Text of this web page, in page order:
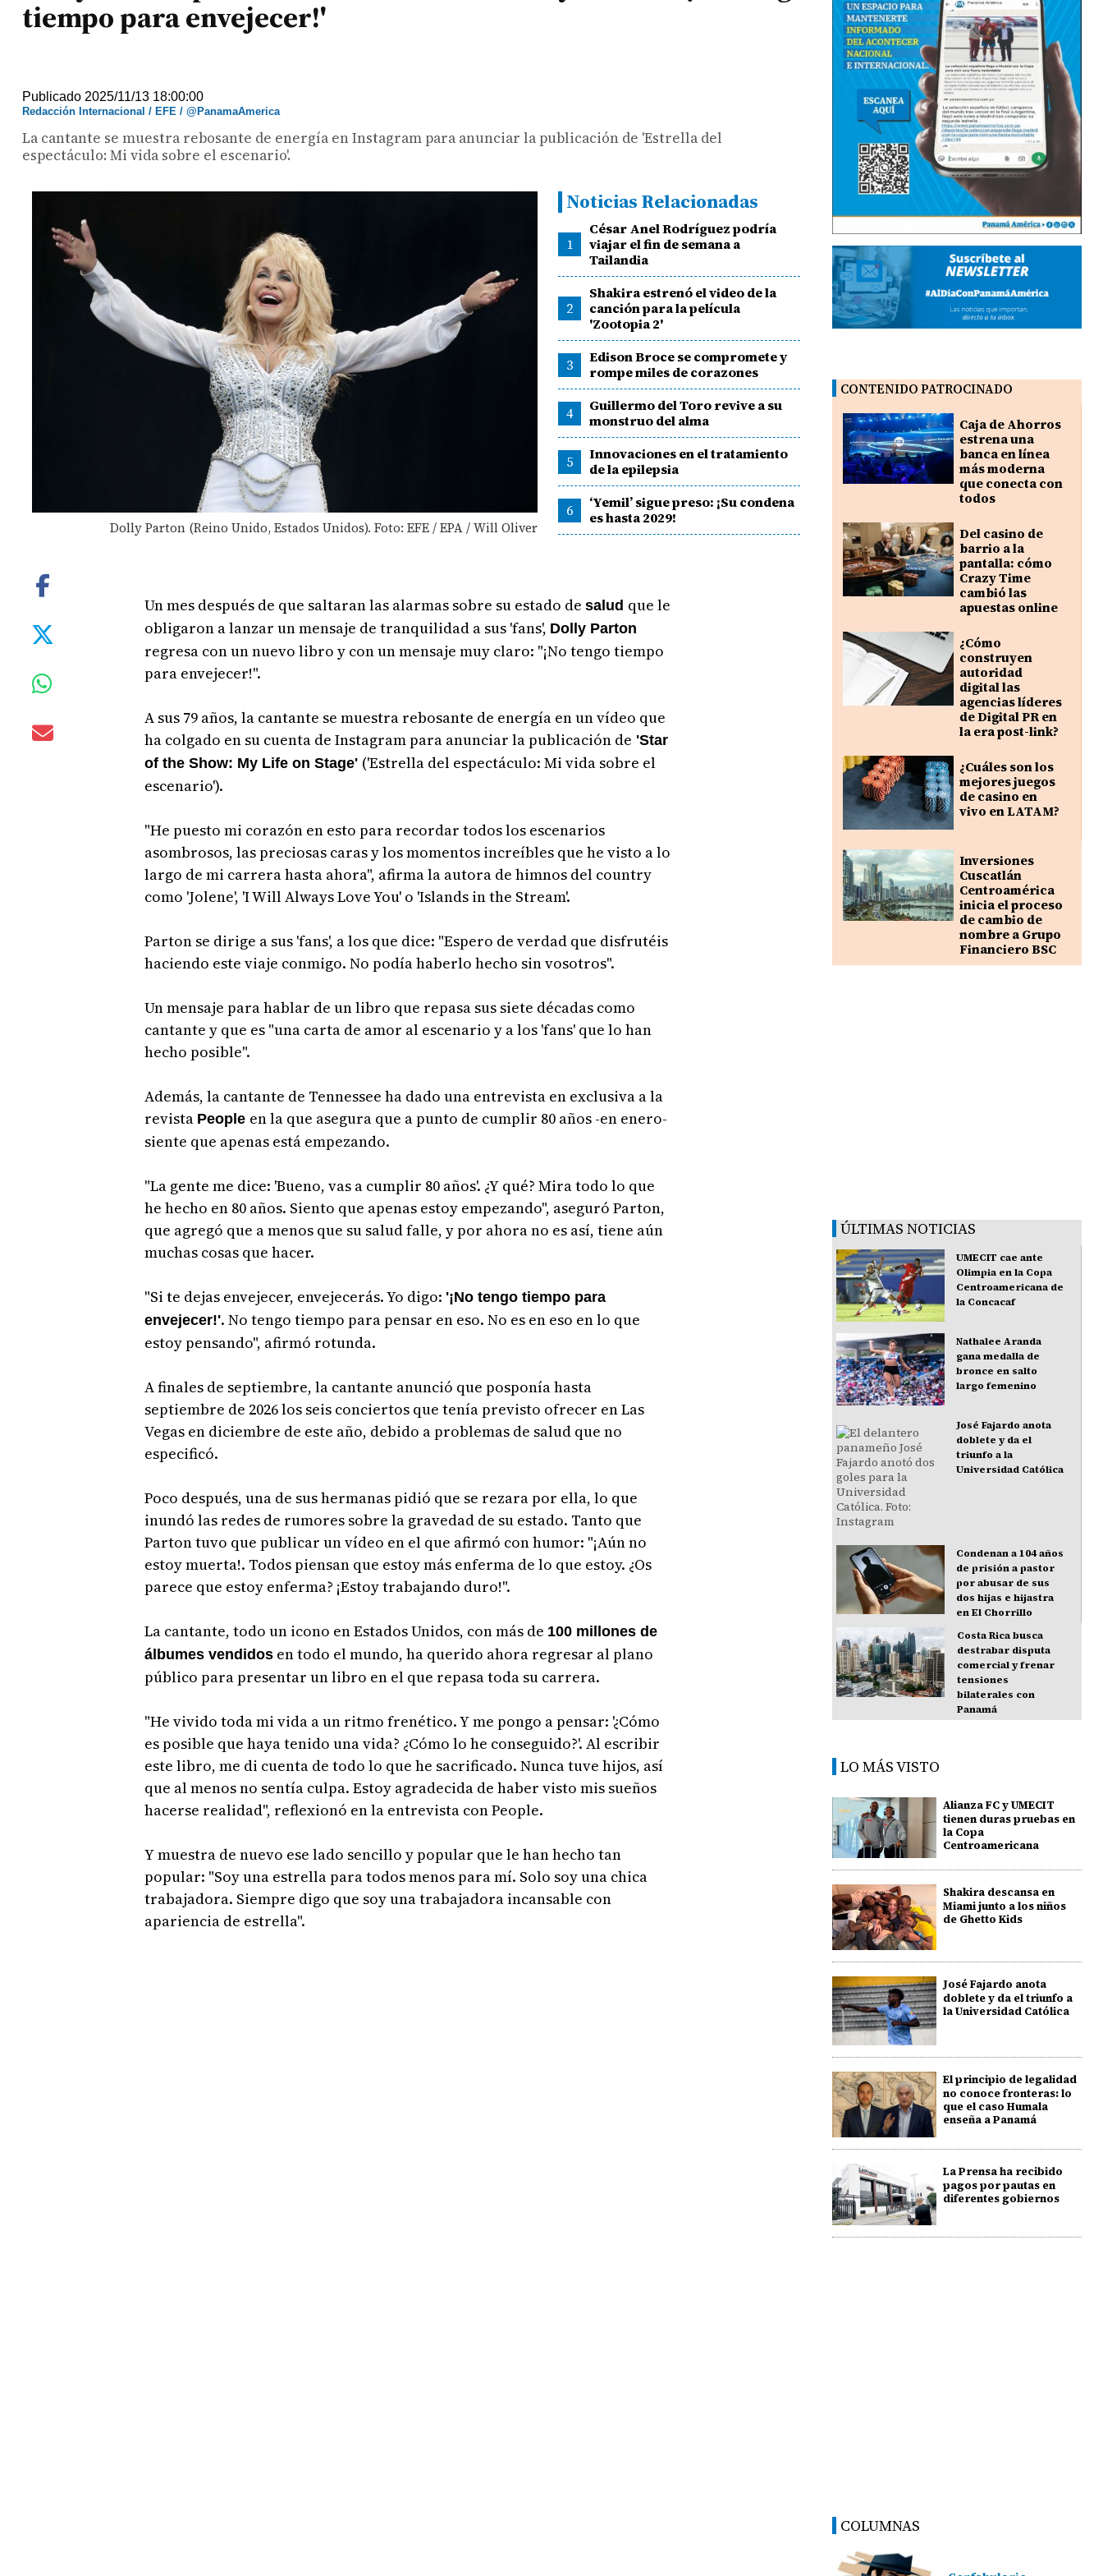
tiempo para envejecer!'
Publicado 2025/11/13 18:00:00
Redacción Internacional / EFE / @PanamaAmerica
La cantante se muestra rebosante de energía en Instagram para anunciar la publicación de 'Estrella del
espectáculo: Mi vida sobre el escenario'.
Dolly Parton (Reino Unido, Estados Unidos). Foto: EFE / EPA / Will Oliver
Noticias Relacionadas
1
César Anel Rodríguez podría
viajar el fin de semana a
Tailandia
2
Shakira estrenó el video de la
canción para la película
'Zootopia 2'
3
Edison Broce se compromete y
rompe miles de corazones
4
Guillermo del Toro revive a su
monstruo del alma
5
Innovaciones en el tratamiento
de la epilepsia
6
‘Yemil’ sigue preso: ¡Su condena
es hasta 2029!
Un mes después de que saltaran las alarmas sobre su estado de salud que le
obligaron a lanzar un mensaje de tranquilidad a sus 'fans', Dolly Parton
regresa con un nuevo libro y con un mensaje muy claro: "¡No tengo tiempo
para envejecer!".
A sus 79 años, la cantante se muestra rebosante de energía en un vídeo que
ha colgado en su cuenta de Instagram para anunciar la publicación de 'Star
of the Show: My Life on Stage' ('Estrella del espectáculo: Mi vida sobre el
escenario').
"He puesto mi corazón en esto para recordar todos los escenarios
asombrosos, las preciosas caras y los momentos increíbles que he visto a lo
largo de mi carrera hasta ahora", afirma la autora de himnos del country
como 'Jolene', 'I Will Always Love You' o 'Islands in the Stream'.
Parton se dirige a sus 'fans', a los que dice: "Espero de verdad que disfrutéis
haciendo este viaje conmigo. No podía haberlo hecho sin vosotros".
Un mensaje para hablar de un libro que repasa sus siete décadas como
cantante y que es "una carta de amor al escenario y a los 'fans' que lo han
hecho posible".
Además, la cantante de Tennessee ha dado una entrevista en exclusiva a la
revista People en la que asegura que a punto de cumplir 80 años -en enero-
siente que apenas está empezando.
"La gente me dice: 'Bueno, vas a cumplir 80 años'. ¿Y qué? Mira todo lo que
he hecho en 80 años. Siento que apenas estoy empezando", aseguró Parton,
que agregó que a menos que su salud falle, y por ahora no es así, tiene aún
muchas cosas que hacer.
"Si te dejas envejecer, envejecerás. Yo digo: '¡No tengo tiempo para
envejecer!'. No tengo tiempo para pensar en eso. No es en eso en lo que
estoy pensando", afirmó rotunda.
A finales de septiembre, la cantante anunció que posponía hasta
septiembre de 2026 los seis conciertos que tenía previsto ofrecer en Las
Vegas en diciembre de este año, debido a problemas de salud que no
especificó.
Poco después, una de sus hermanas pidió que se rezara por ella, lo que
inundó las redes de rumores sobre la gravedad de su estado. Tanto que
Parton tuvo que publicar un vídeo en el que afirmó con humor: "¡Aún no
estoy muerta!. Todos piensan que estoy más enferma de lo que estoy. ¿Os
parece que estoy enferma? ¡Estoy trabajando duro!".
La cantante, todo un icono en Estados Unidos, con más de 100 millones de
álbumes vendidosen todo el mundo, ha querido ahora regresar al plano
público para presentar un libro en el que repasa toda su carrera.
"He vivido toda mi vida a un ritmo frenético. Y me pongo a pensar: '¿Cómo
es posible que haya tenido una vida? ¿Cómo lo he conseguido?'. Al escribir
este libro, me di cuenta de todo lo que he sacrificado. Nunca tuve hijos, así
que al menos no sentía culpa. Estoy agradecida de haber visto mis sueños
hacerse realidad", reflexionó en la entrevista con People.
Y muestra de nuevo ese lado sencillo y popular que le han hecho tan
popular: "Soy una estrella para todos menos para mí. Solo soy una chica
trabajadora. Siempre digo que soy una trabajadora incansable con
apariencia de estrella".
CONTENIDO PATROCINADO
Caja de Ahorros
estrena una
banca en línea
más moderna
que conecta con
todos
Del casino de
barrio a la
pantalla: cómo
Crazy Time
cambió las
apuestas online
¿Cómo
construyen
autoridad
digital las
agencias líderes
de Digital PR en
la era post-link?
¿Cuáles son los
mejores juegos
de casino en
vivo en LATAM?
Inversiones
Cuscatlán
Centroamérica
inicia el proceso
de cambio de
nombre a Grupo
Financiero BSC
ÚLTIMAS NOTICIAS
UMECIT cae ante
Olimpia en la Copa
Centroamericana de
la Concacaf
Nathalee Aranda
gana medalla de
bronce en salto
largo femenino
José Fajardo anota
doblete y da el
triunfo a la
Universidad Católica
Condenan a 104 años
de prisión a pastor
por abusar de sus
dos hijas e hijastra
en El Chorrillo
Costa Rica busca
destrabar disputa
comercial y frenar
tensiones
bilaterales con
Panamá
LO MÁS VISTO
Alianza FC y UMECIT
tienen duras pruebas en
la Copa
Centroamericana
Shakira descansa en
Miami junto a los niños
de Ghetto Kids
José Fajardo anota
doblete y da el triunfo a
la Universidad Católica
El principio de legalidad
no conoce fronteras: lo
que el caso Humala
enseña a Panamá
La Prensa ha recibido
pagos por pautas en
diferentes gobiernos
COLUMNAS